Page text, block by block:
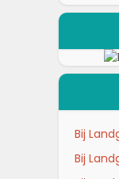
Bij
Bij